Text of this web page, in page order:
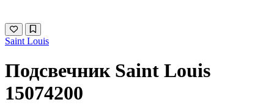
Saint Louis
Подсвечник Saint Louis
15074200